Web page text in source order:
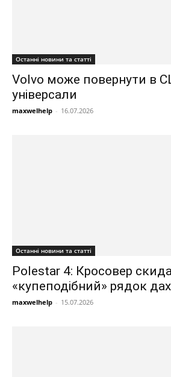
Останні новини та статті
Volvo може повернути в
універсали
maxwelhelp - 16.07.2026
Останні новини та статті
Polestar 4: Кросовер
«купеподібний» рядок
maxwelhelp - 15.07.2026